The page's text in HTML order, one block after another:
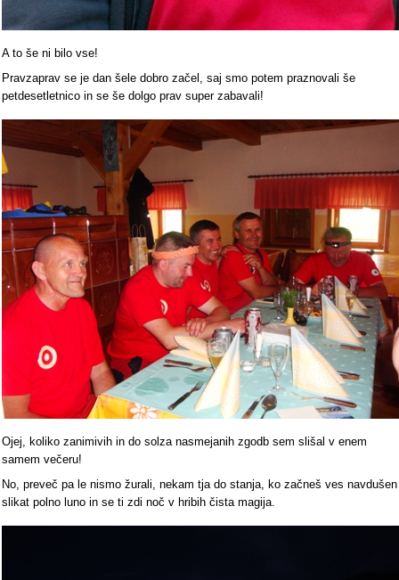
A to še ni bilo vse!
Pravzaprav se je dan šele dobro začel, saj smo potem praznovali še
petdesetletnico in se še dolgo prav super zabavali!
Ojej, koliko zanimivih in do solza nasmejanih zgodb sem slišal v enem
samem večeru!
No, preveč pa le nismo žurali, nekam tja do stanja, ko začneš ves navdušen
slikat polno luno in se ti zdi noč v hribih čista magija.